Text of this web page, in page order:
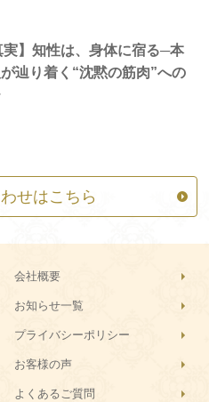
実】知性は、身体に宿る─本
辿り着く“沈黙の筋肉”への
せはこちら
会社概要
お知らせ一覧
プライバシーポリシー
お客様の声
よくあるご質問